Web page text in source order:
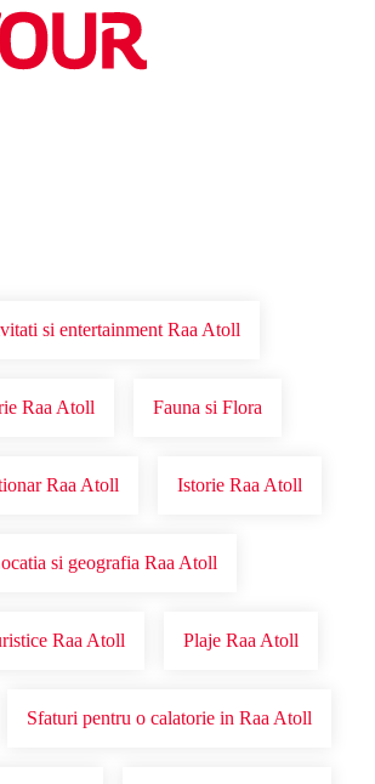
perfecta OFERTE DE NERATAT
si entertainment Raa Atoll
Raa Atoll Fauna si Flora
Raa Atoll Istorie Raa Atoll
si geografia Raa Atoll
Raa Atoll Plaje Raa Atoll
Sfaturi pentru o calatorie in Raa Atoll